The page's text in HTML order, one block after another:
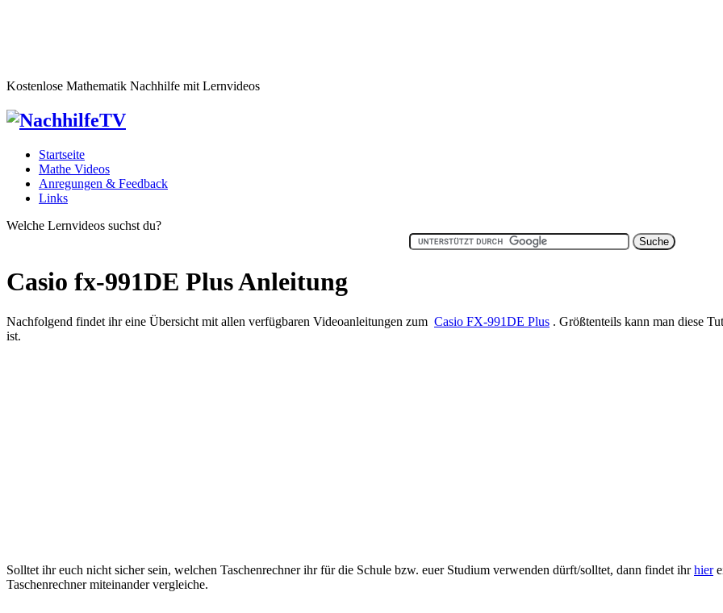
Kostenlose Mathematik Nachhilfe mit Lernvideos
Startseite
Mathe Videos
Anregungen & Feedback
Links
Welche Lernvideos suchst du?
Casio fx-991DE Plus Anleitung
Nachfolgend findet ihr eine Übersicht mit allen verfügbaren Videoanleitungen zum Casio FX-991DE Plus . Größtenteils kann man diese
ist.
Solltet ihr euch nicht sicher sein, welchen Taschenrechner ihr für die Schule bzw. euer Studium verwenden dürft/solltet, dann findet ihrhier
Taschenrechner miteinander vergleiche.